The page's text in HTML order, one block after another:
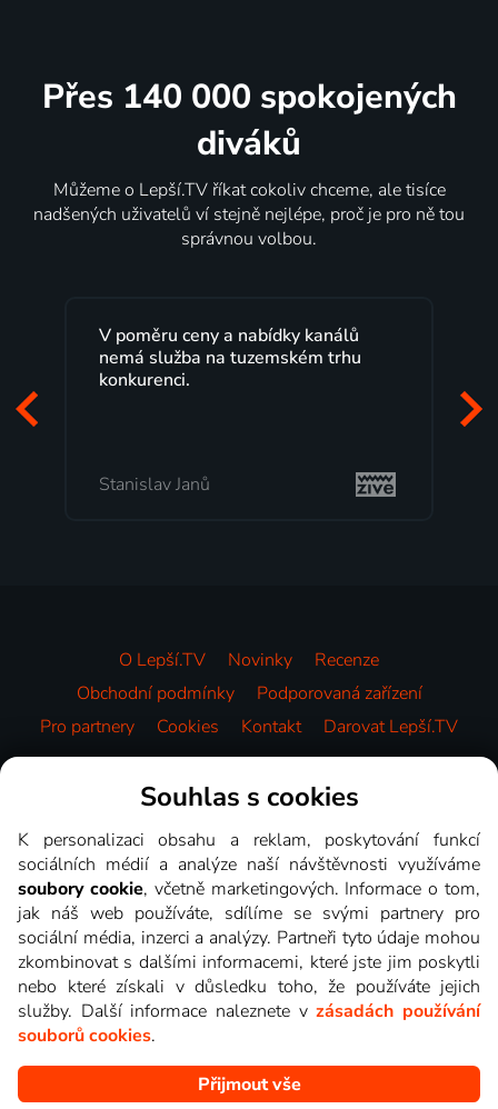
Přes 140 000 spokojených
diváků
Můžeme o Lepší.TV říkat cokoliv chceme, ale tisíce
nadšených uživatelů ví stejně nejlépe, proč je pro ně tou
správnou volbou.
Lepší.TV sleduji už několik let s
maximální spokojeností. Velký výběr
programů a nemuset běžet k TV na
Milada Tomešová
O Lepší.TV Novinky
Recenze
Obchodní podmínky
Podporovaná zařízení
Pro partnery
Cookies Kontakt Darovat Lepší.TV
Videotéka
Copyright © goNET s.r.o. Na tomto webu jsou zobrazovány
Souhlas s cookies
K personalizaci obsahu a reklam, poskytování funkcí
sociálních médií a analýze naší návštěvnosti využíváme
soubory cookie, včetně marketingových. Informace o tom,
jak náš web používáte, sdílíme se svými partnery pro
sociální média, inzerci a analýzy. Partneři tyto údaje mohou
zkombinovat s dalšími informacemi, které jste jim poskytli
nebo které získali v důsledku toho, že používáte jejich
služby. Další informace naleznete vzásadách používání
souborů cookies.
Přijmout vše